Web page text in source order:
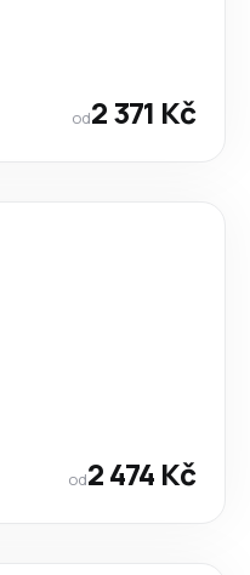
od2 371 Kč
od2 474 Kč